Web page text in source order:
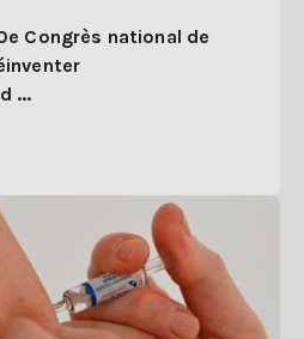
Congrès national de
...